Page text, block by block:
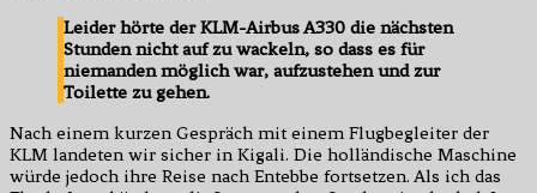
Leider hörte der KLM-Airbus A330 die nächsten
Stunden nicht auf zu wackeln, so dass es für
niemanden möglich war, aufzustehen und zur
Toilette zu gehen.
Nach einem kurzen Gespräch mit einem Flugbegleiter der
KLM landeten wir sicher in Kigali. Die holländische Maschine
würde jedoch ihre Reise nach Entebbe fortsetzen. Als ich das